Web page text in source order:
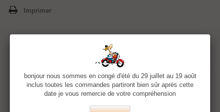
Imprimer
Quantité
bonjour nous sommes en congé d'été du 29 juillet au 19 août
inclus toutes les commandes partiront bien sûr après cette
date je vous remercie de votre compréhension